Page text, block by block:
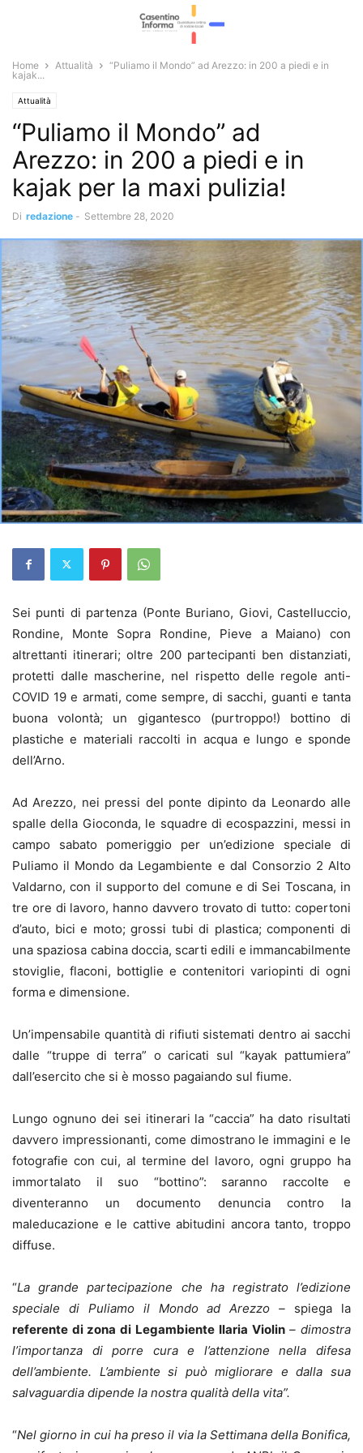
Home Attualità
“Puliamo il Mondo” ad Arezzo: in 200 a piedi e in
kajak...
Attualità
“Puliamo il Mondo” ad
Arezzo: in 200 a piedi e in
kajak per la maxi pulizia!
Di redazione - Settembre 28, 2020
Sei punti di partenza (Ponte Buriano, Giovi, Castelluccio,
Rondine, Monte Sopra Rondine, Pieve a Maiano) con
altrettanti itinerari; oltre 200 partecipanti ben distanziati,
protetti dalle mascherine, nel rispetto delle regole anti-
COVID 19 e armati, come sempre, di sacchi, guanti e tanta
buona volontà; un gigantesco (purtroppo!) bottino di
plastiche e materiali raccolti in acqua e lungo e sponde
dell’Arno.
Ad Arezzo, nei pressi del ponte dipinto da Leonardo alle
spalle della Gioconda, le squadre di ecospazzini, messi in
campo sabato pomeriggio per un’edizione speciale di
Puliamo il Mondo da Legambiente e dal Consorzio 2 Alto
Valdarno, con il supporto del comune e di Sei Toscana, in
tre ore di lavoro, hanno davvero trovato di tutto: copertoni
d’auto, bici e moto; grossi tubi di plastica; componenti di
una spaziosa cabina doccia, scarti edili e immancabilmente
stoviglie, flaconi, bottiglie e contenitori variopinti di ogni
forma e dimensione.
Un’impensabile quantità di rifiuti sistemati dentro ai sacchi
dalle “truppe di terra” o caricati sul “kayak pattumiera”
dall’esercito che si è mosso pagaiando sul fiume.
Lungo ognuno dei sei itinerari la “caccia” ha dato risultati
davvero impressionanti, come dimostrano le immagini e le
fotografie con cui, al termine del lavoro, ogni gruppo ha
immortalato il suo “bottino”: saranno raccolte e
diventeranno un documento denuncia contro la
maleducazione e le cattive abitudini ancora tanto, troppo
diffuse.
“La grande partecipazione che ha registrato l’edizione
speciale di Puliamo il Mondo ad Arezzo – spiega la
referente di zona di Legambiente Ilaria Violin – dimostra
l’importanza di porre cura e l’attenzione nella difesa
dell’ambiente. L’ambiente si può migliorare e dalla sua
salvaguardia dipende la nostra qualità della vita”.
“Nel giorno in cui ha preso il via la Settimana della Bonifica,